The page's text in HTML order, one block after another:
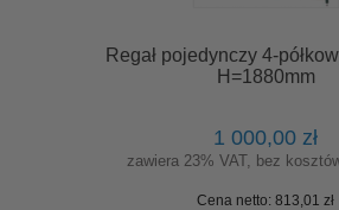
Regał pojedynczy 4-
H=1880mm
1 000,00 zł
zawiera 23% VAT, bez
Cena netto: 813,01 zł